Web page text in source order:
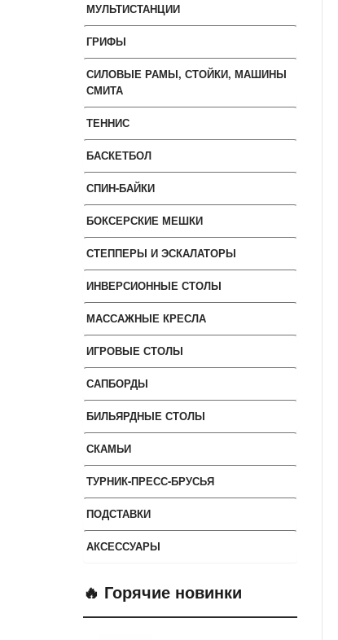
МУЛЬТИСТАНЦИИ
ГРИФЫ
СИЛОВЫЕ РАМЫ, СТОЙКИ, МАШИНЫ
СМИТА
ТЕННИС
БАСКЕТБОЛ
СПИН-БАЙКИ
БОКСЕРСКИЕ МЕШКИ
СТЕППЕРЫ И ЭСКАЛАТОРЫ
ИНВЕРСИОННЫЕ СТОЛЫ
МАССАЖНЫЕ КРЕСЛА
ИГРОВЫЕ СТОЛЫ
САПБОРДЫ
БИЛЬЯРДНЫЕ СТОЛЫ
СКАМЬИ
ТУРНИК-ПРЕСС-БРУСЬЯ
ПОДСТАВКИ
АКСЕССУАРЫ
🔥 Горячие новинки